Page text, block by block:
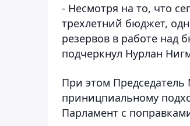
- Несмотря на то, что
трехлетний бюджет,
резервов в работе над
подчеркнул Нурлан
При этом
приницпиальному
Парламент с